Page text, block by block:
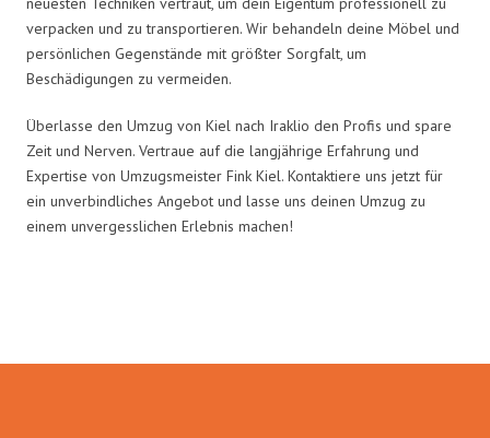
verpacken und zu transportieren. Wir behandeln deine Möbel und
persönlichen Gegenstände mit größter Sorgfalt, um
Beschädigungen zu vermeiden.
Überlasse den Umzug von Kiel nach Iraklio den Profis und spare
Zeit und Nerven. Vertraue auf die langjährige Erfahrung und
Expertise von Umzugsmeister Fink Kiel. Kontaktiere uns jetzt für
ein unverbindliches Angebot und lasse uns deinen Umzug zu
einem unvergesslichen Erlebnis machen!